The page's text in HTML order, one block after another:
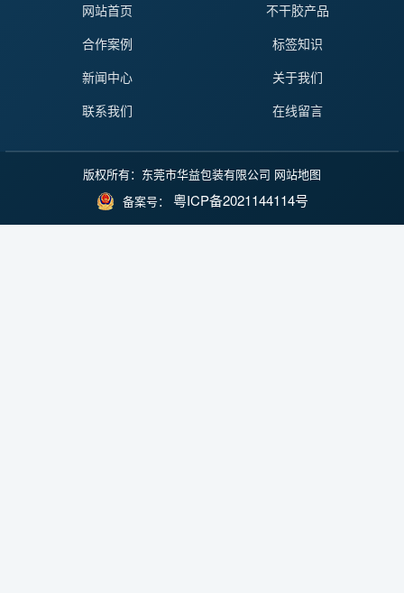
网站首页
不干胶产品
合作案例
标签知识
新闻中心
关于我们
联系我们
在线留言
版权所有：东莞市华益包装有限公司 网站地图
备案号： 粤ICP备2021144114号